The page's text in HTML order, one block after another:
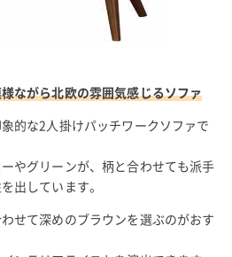
ながら北欧の雰囲気感じるソファ
的な2人掛けパッチワークソファで
やグリーンが、柄と合わせても派手
出しています。
せて深めのブラウンを選ぶのがおす